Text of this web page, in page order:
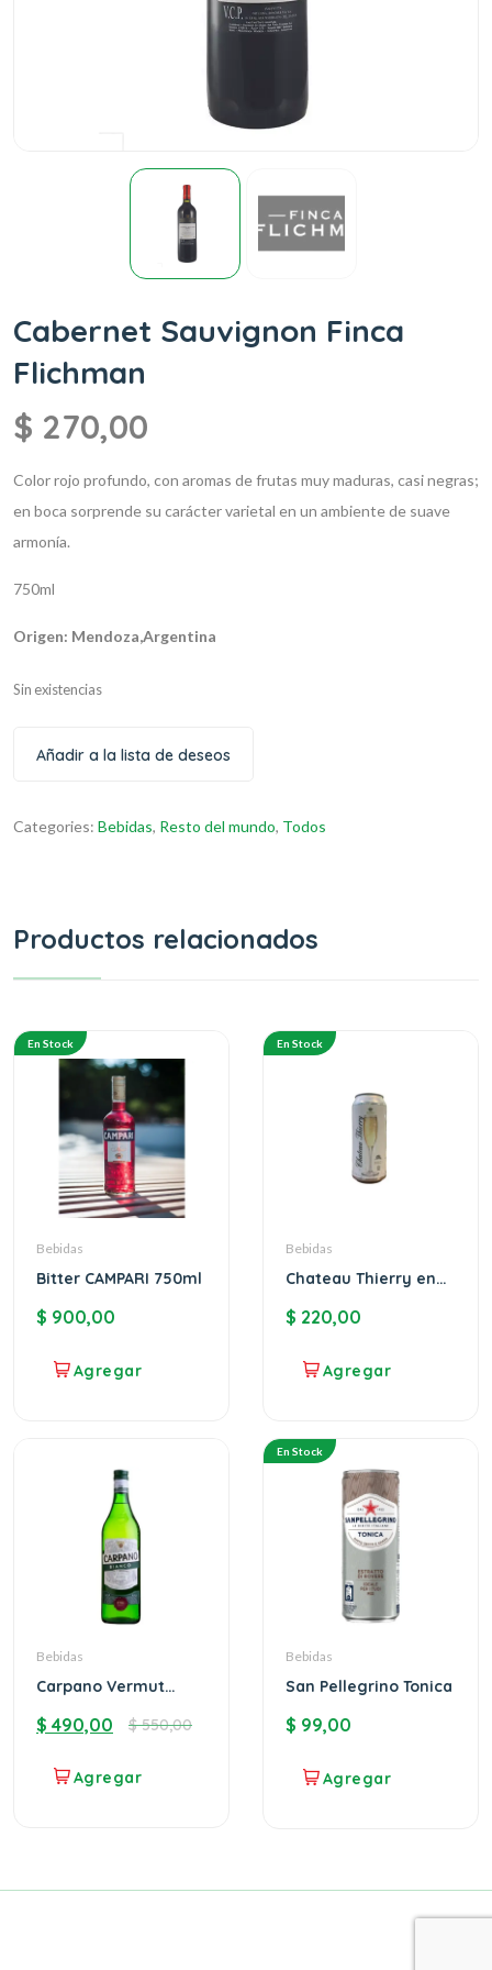
Cabernet Sauvignon Finca
Flichman
$ 270,00
Color rojo profundo, con aromas de frutas muy maduras, casi negras;
en boca sorprende su carácter varietal en un ambiente de suave
armonía.
750ml
Origen: Mendoza,Argentina
Sin existencias
Añadir a la lista de deseos
Categories: Bebidas, Resto del mundo, Todos
Productos relacionados
En Stock
Bebidas
Bitter CAMPARI 750ml
$ 900,00
En Stock
Bebidas
Chateau Thierry en
$ 220,00
Bebidas
Carpano Vermut
$550,00
$ 490,00
En Stock
Bebidas
San Pellegrino Tonica
$ 99,00